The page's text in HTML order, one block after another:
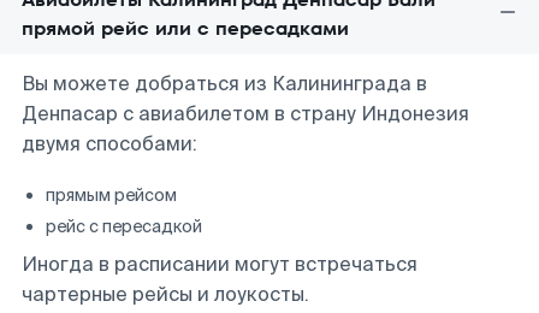
прямой рейс или с пересадками
Вы можете добраться из Калининграда в
Денпасар с авиабилетом в страну Индонезия
двумя способами:
прямым рейсом
рейс с пересадкой
Иногда в расписании могут встречаться
чартерные рейсы и лоукосты.